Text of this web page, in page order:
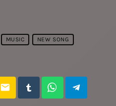
MUSIC NEW SONG
email